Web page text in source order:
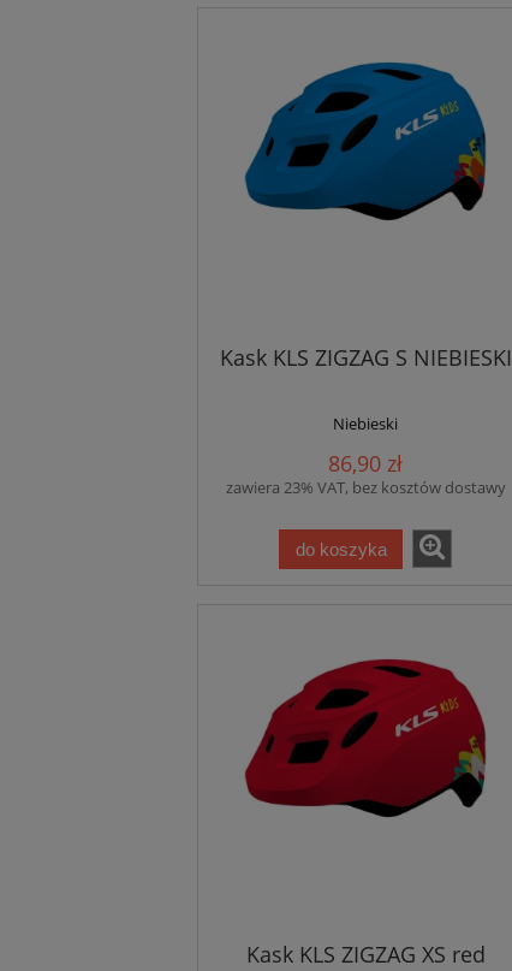
Kask KLS ZIGZAG S NIEBIESKI
Niebieski
86,90 zł
zawiera 23% VAT, bez kosztów dostawy
do koszyka
Kask KLS ZIGZAG XS red